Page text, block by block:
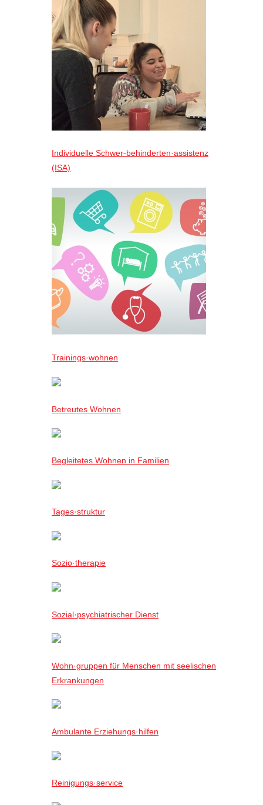
Individuelle Schwer-behinderten·assistenz
(ISA)
Trainings·wohnen
Betreutes Wohnen
Begleitetes Wohnen in Familien
Tages·struktur
Sozio·therapie
Sozial·psychiatrischer Dienst
Wohn·gruppen für Menschen mit seelischen
Erkrankungen
Ambulante Erziehungs·hilfen
Reinigungs·service